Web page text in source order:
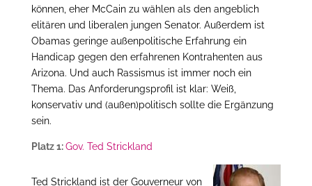
können, eher McCain zu wählen als den angeblich
elitären und liberalen jungen Senator. Außerdem ist
Obamas geringe außenpolitische Erfahrung ein
Handicap gegen den erfahrenen Kontrahenten aus
Arizona. Und auch Rassismus ist immer noch ein
Thema. Das Anforderungsprofil ist klar: Weiß,
konservativ und (außen)politisch sollte die Ergänzung
sein.
Platz 1:Gov. Ted Strickland
Ted Strickland ist der Gouverneur von